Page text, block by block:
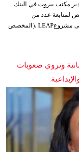
مكتب بيروت في البنك
لمتابعة عدد من
المشاريع قيد التنفيذ، وجرى التركيز بشكل خاص على مشروعLEAP ،(المخصص
وتروي صعوبات